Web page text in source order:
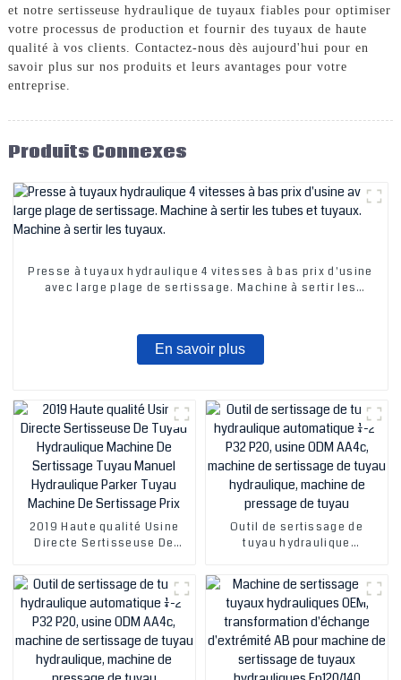
et notre sertisseuse hydraulique de tuyaux fiables pour optimiser
votre processus de production et fournir des tuyaux de haute
qualité à vos clients. Contactez-nous dès aujourd'hui pour en
savoir plus sur nos produits et leurs avantages pour votre
entreprise.
Produits Connexes
Presse à tuyaux hydraulique 4 vitesses à bas prix d'usine
avec large plage de sertissage. Machine à sertir les
En savoir plus
2019 Haute qualité Usine
Directe Sertisseuse De
De Sertissage Tuyau
Manuel Hydraulique Parker
Tuyau Machine De
Sertissage Prix
Outil de sertissage de
tuyau hydraulique
P20, usine ODM AA4c,
machine de sertissage de
tuyau hydraulique, machine
de pressage de tuyau